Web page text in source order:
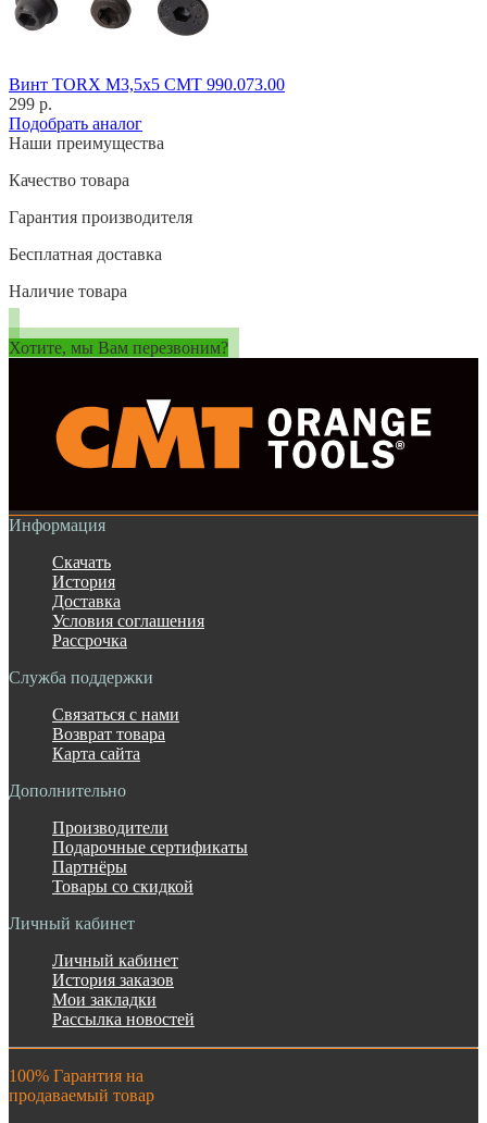
Винт TORX M3,5x5 CMT 990.073.00
299 р.
Подобрать аналог
Наши преимущества
Качество товара
Гарантия производителя
Бесплатная доставка
Наличие товара
Хотите, мы Вам перезвоним?
Информация
Скачать
История
Доставка
Условия соглашения
Рассрочка
Служба поддержки
Связаться с нами
Возврат товара
Карта сайта
Дополнительно
Производители
Подарочные сертификаты
Партнёры
Товары со скидкой
Личный кабинет
Личный кабинет
История заказов
Мои закладки
Рассылка новостей
100% Гарантия на
продаваемый товар